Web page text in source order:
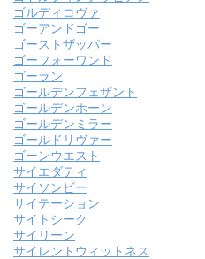
ゴルディコヴァ
ゴーアンドゴー
ゴーストザッパー
ゴーフォーワンド
ゴーラン
ゴールデンフェザント
ゴールデンホーン
ゴールデンミラー
ゴールドリヴァー
ゴーンウエスト
サイエダティ
サイソンビー
サイテーション
サイトシーク
サイリーン
サイレントウィットネス